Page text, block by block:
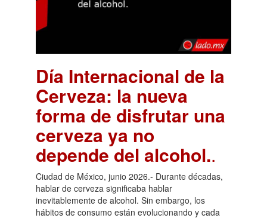
Día Internacional de la
Cerveza: la nueva
forma de disfrutar una
cerveza ya no
depende del alcohol..
Ciudad de México, junio 2026.- Durante décadas,
hablar de cerveza significaba hablar
inevitablemente de alcohol. Sin embargo, los
hábitos de consumo están evolucionando y cada